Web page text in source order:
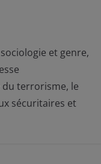
et genre,
terrorisme, le
sécuritaires et